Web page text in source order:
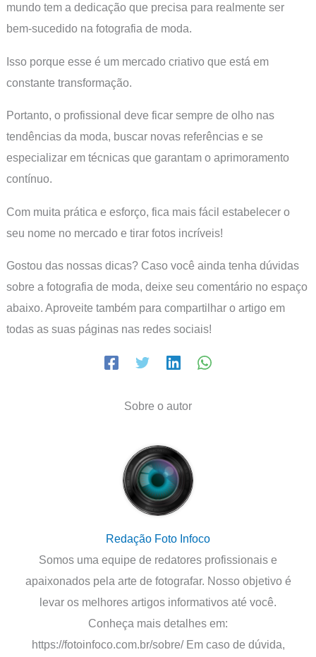
mundo tem a dedicação que precisa para realmente ser
bem-sucedido na fotografia de moda.
Isso porque esse é um mercado criativo que está em
constante transformação.
Portanto, o profissional deve ficar sempre de olho nas
tendências da moda, buscar novas referências e se
especializar em técnicas que garantam o aprimoramento
contínuo.
Com muita prática e esforço, fica mais fácil estabelecer o
seu nome no mercado e tirar fotos incríveis!
Gostou das nossas dicas? Caso você ainda tenha dúvidas
sobre a fotografia de moda, deixe seu comentário no espaço
abaixo. Aproveite também para compartilhar o artigo em
todas as suas páginas nas redes sociais!
Sobre o autor
Redação Foto Infoco
Somos uma equipe de redatores profissionais e
apaixonados pela arte de fotografar. Nosso objetivo é
levar os melhores artigos informativos até você.
Conheça mais detalhes em:
https://fotoinfoco.com.br/sobre/ Em caso de dúvida,